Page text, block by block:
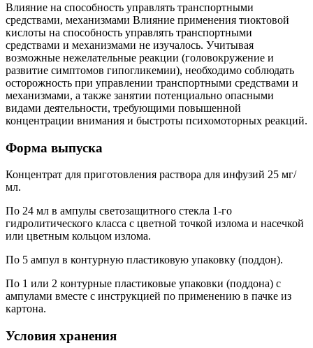
Влияние на способность управлять транспортными
средствами, механизмами Влияние применения тиоктовой
кислоты на способность управлять транспортными
средствами и механизмами не изучалось. Учитывая
возможные нежелательные реакции (головокружение и
развитие симптомов гипогликемии), необходимо соблюдать
осторожность при управлении транспортными средствами и
механизмами, а также занятии потенциально опасными
видами деятельности, требующими повышенной
концентрации внимания и быстроты психомоторных реакций.
Форма выпуска
Концентрат для приготовления раствора для инфузий 25 мг/
мл.
По 24 мл в ампулы светозащитного стекла 1-го
гидролитического класса с цветной точкой излома и насечкой
или цветным кольцом излома.
По 5 ампул в контурную пластиковую упаковку (поддон).
По 1 или 2 контурные пластиковые упаковки (поддона) с
ампулами вместе с инструкцией по применению в пачке из
картона.
Условия хранения